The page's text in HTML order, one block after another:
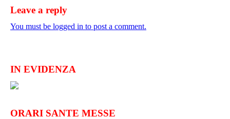
Leave a reply
You must be logged in to post a comment.
IN EVIDENZA
ORARI SANTE MESSE